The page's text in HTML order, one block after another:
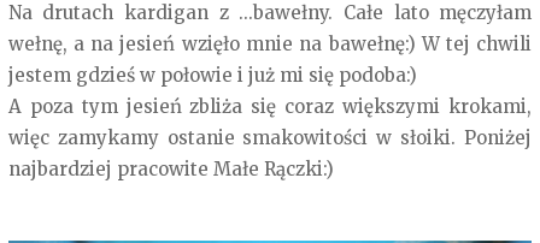
Na drutach kardigan z ...bawełny. Całe lato męczyłam
wełnę, a na jesień wzięło mnie na bawełnę:) W tej chwili
jestem gdzieś w połowie i już mi się podoba:)
A poza tym jesień zbliża się coraz większymi krokami,
więc zamykamy ostanie smakowitości w słoiki. Poniżej
najbardziej pracowite Małe Rączki:)